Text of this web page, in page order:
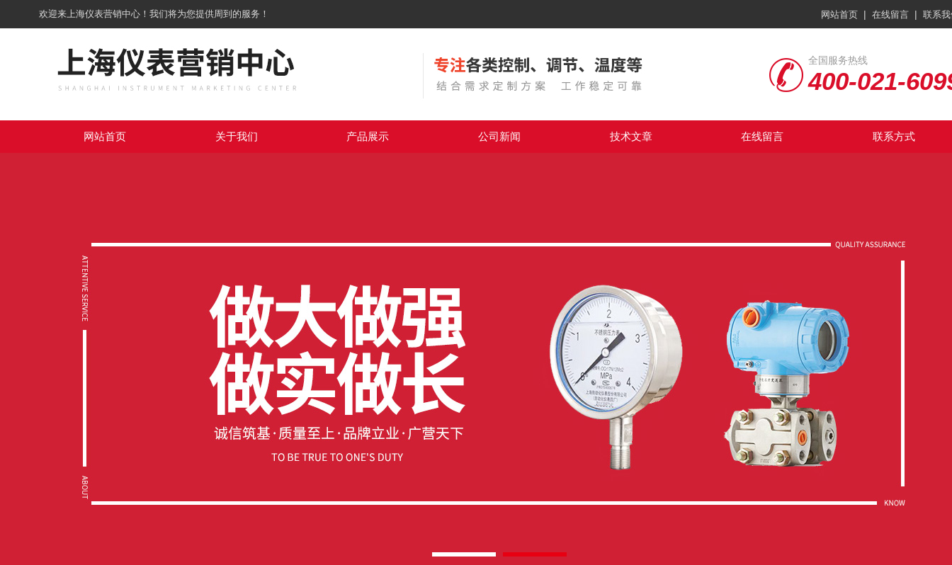
欢迎来上海仪表营销中心！我们将为您提供周到的服务！ 网站首页 | 在线留言 | 联系
全国服务热线
400-021-
网站首页 关于我们 产品展示 公司新闻 技术文章 在线留言 联系方式